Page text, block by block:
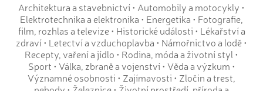
Architektura a stavebnictví• Automobily a motocykly •
Elektrotechnika a elektronika • Energetika • Fotografie,
film, rozhlas a televize• Historické události • Lékařství a
zdraví• Letectví a vzduchoplavba • Námořnictvo a lodě•
Recepty, vaření a jídlo • Rodina, móda a životní styl •
Sport • Válka, zbraně a vojenství• Věda a výzkum •
Významné osobnosti • Zajímavosti • Zločin a trest,